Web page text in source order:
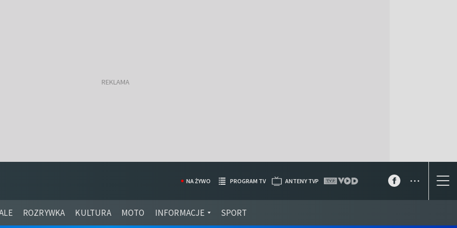
ROZRYWKA KULTURA MOTO INFORMACJE SPORT
NA ŻYWO PROGRAM TV ANTENY TVP ...